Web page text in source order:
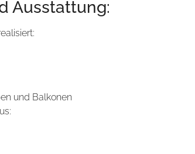
Ausstattung:
und Balkonen